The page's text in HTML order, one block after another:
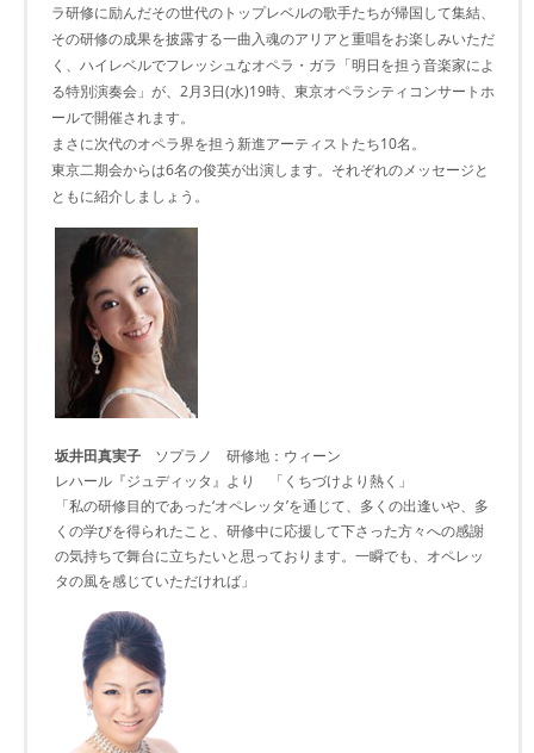
ラ研修に励んだその世代のトップレベルの歌手たちが帰国して集結、
その研修の成果を披露する一曲入魂のアリアと重唱をお楽しみいただ
く、ハイレベルでフレッシュなオペラ・ガラ「明日を担う音楽家によ
る特別演奏会」が、2月3日(水)19時、東京オペラシティコンサートホ
ールで開催されます。
まさに次代のオペラ界を担う新進アーティストたち10名。
東京二期会からは6名の俊英が出演します。それぞれのメッセージと
ともに紹介しましょう。
坂井田真実子 ソプラノ 研修地：ウィーン
レハール『ジュディッタ』より 「くちづけより熱く」
「私の研修目的であった‘オペレッタ’を通じて、多くの出逢いや、多
くの学びを得られたこと、研修中に応援して下さった方々への感謝
の気持ちで舞台に立ちたいと思っております。一瞬でも、オペレッ
タの風を感じていただければ」